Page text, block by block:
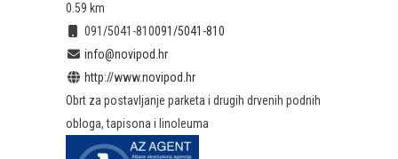
0.59 km
091/5041-810091/5041-810
info@novipod.hr
http://www.novipod.hr
Obrt za postavljanje parketa i drugih drvenih podnih
obloga, tapisona i linoleuma